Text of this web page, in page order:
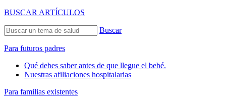
BUSCAR ARTÍCULOS
Buscar
Para futuros padres
Qué debes saber antes de que llegue el bebé.
Nuestras afiliaciones hospitalarias
Para familias existentes